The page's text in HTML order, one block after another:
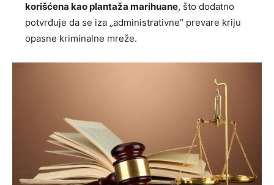
korišćena kao plantaža marihuane, što dodatno
potvrđuje da se iza „administrativne“ prevare kriju
opasne kriminalne mreže.